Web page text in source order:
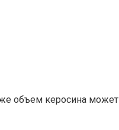
же объем керосина может